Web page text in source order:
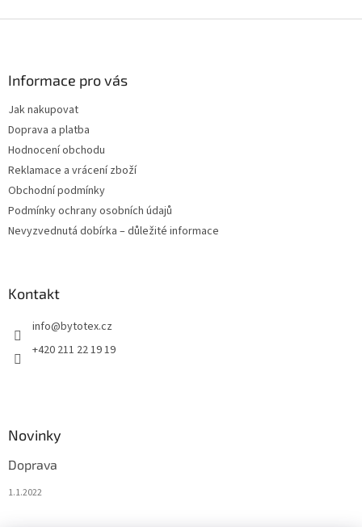
Informace pro vás
Jak nakupovat
Doprava a platba
Hodnocení obchodu
Reklamace a vrácení zboží
Obchodní podmínky
Podmínky ochrany osobních údajů
Nevyzvednutá dobírka – důležité informace
Kontakt
info@bytotex.cz
+420 211 22 19 19
Novinky
Doprava
1.1.2022